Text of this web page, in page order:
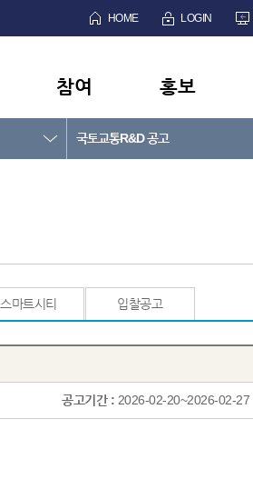
HOME LOGIN
참여 홍보
국토교통R&D 공고
스마트시티 입찰공고
공고기간 : 2026-02-20~2026-02-27